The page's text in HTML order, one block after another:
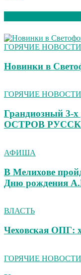
ГОРЯЧИЕ НОВОСТИ
Новинки в
ГОРЯЧИЕ НОВОСТИ
Грандиозный 3-
ОСТРОВ
АФИША
В Мелихове
Дню рождения
ВЛАСТЬ
Чеховская ОПГ:
ГОРЯЧИЕ НОВОСТИ